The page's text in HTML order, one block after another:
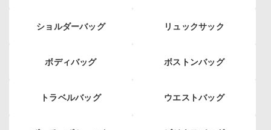
ショルダーバッグ リュックサック
ボディバッグ ボストンバッグ
トラベルバッグ ウエストバッグ